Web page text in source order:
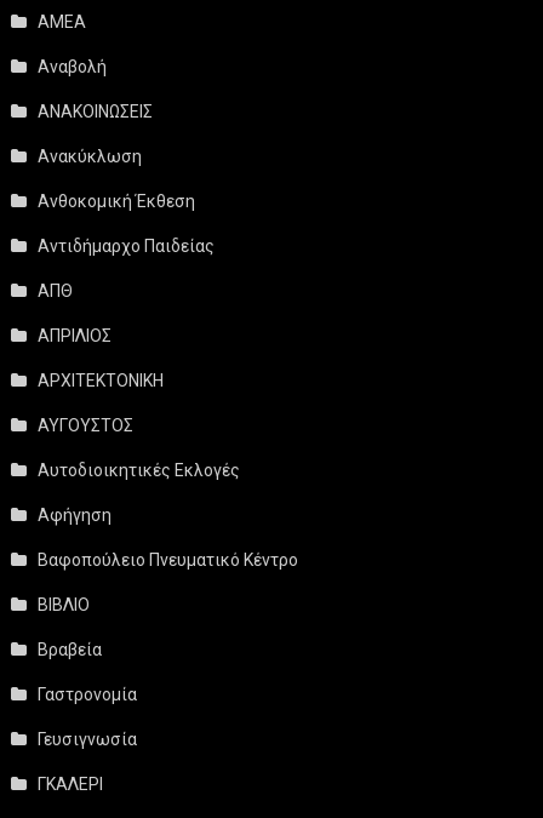
ΑΜΕΑ
Αναβολή
ΑΝΑΚΟΙΝΩΣΕΙΣ
Ανακύκλωση
Ανθοκομική Έκθεση
Αντιδήμαρχο Παιδείας
ΑΠΘ
ΑΠΡΙΛΙΟΣ
ΑΡΧΙΤΕΚΤΟΝΙΚΗ
ΑΥΓΟΥΣΤΟΣ
Αυτοδιοικητικές Εκλογές
Αφήγηση
Βαφοπούλειο Πνευματικό Κέντρο
ΒΙΒΛΙΟ
Βραβεία
Γαστρονομία
Γευσιγνωσία
ΓΚΑΛΕΡΙ